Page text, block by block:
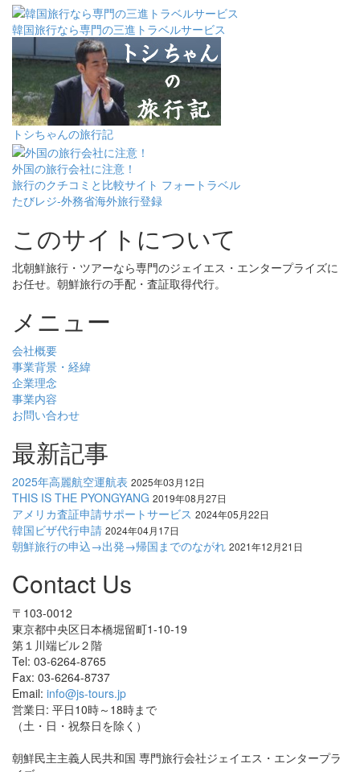
韓国旅行なら専門の三進トラベルサービス
トシちゃんの旅行記
外国の旅行会社に注意！
旅行のクチコミと比較サイト フォートラベル
たびレジ-外務省海外旅行登録
このサイトについて
北朝鮮旅行・ツアーなら専門のジェイエス・エンタープライズに
お任せ。朝鮮旅行の手配・査証取得代行。
メニュー
会社概要
事業背景・経緯
企業理念
事業内容
お問い合わせ
最新記事
2025年高麗航空運航表 2025年03月12日
THIS IS THE PYONGYANG 2019年08月27日
アメリカ査証申請サポートサービス 2024年05月22日
韓国ビザ代行申請 2024年04月17日
朝鮮旅行の申込→出発→帰国までのながれ 2021年12月21日
Contact Us
〒103-0012
東京都中央区日本橋堀留町1-10-19
第１川端ビル２階
Tel: 03-6264-8765
Fax: 03-6264-8737
Email: info@js-tours.jp
営業日: 平日10時～18時まで
（土・日・祝祭日を除く）
朝鮮民主主義人民共和国 専門旅行会社ジェイエス・エンタープラ